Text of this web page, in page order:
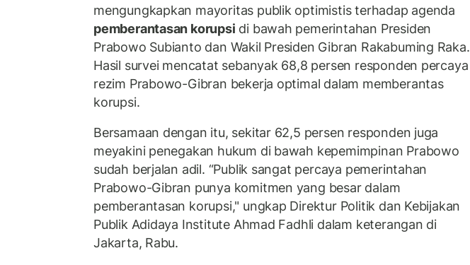
mengungkapkan mayoritas publik optimistis terhadap agenda
pemberantasan korupsi di bawah pemerintahan Presiden
Prabowo Subianto dan Wakil Presiden Gibran Rakabuming Raka.
Hasil survei mencatat sebanyak 68,8 persen responden percaya
rezim Prabowo-Gibran bekerja optimal dalam memberantas
korupsi.
Bersamaan dengan itu, sekitar 62,5 persen responden juga
meyakini penegakan hukum di bawah kepemimpinan Prabowo
sudah berjalan adil. “Publik sangat percaya pemerintahan
Prabowo-Gibran punya komitmen yang besar dalam
pemberantasan korupsi," ungkap Direktur Politik dan Kebijakan
Publik Adidaya Institute Ahmad Fadhli dalam keterangan di
Jakarta, Rabu.